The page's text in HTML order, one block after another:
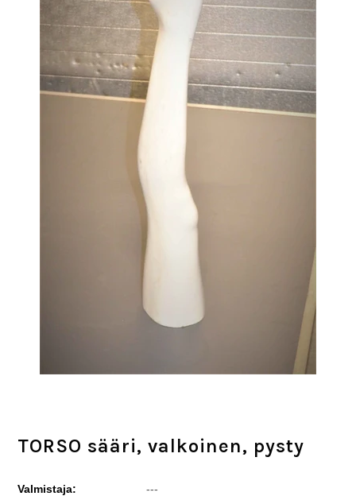
TORSO sääri, valkoinen, pysty
Valmistaja: ---